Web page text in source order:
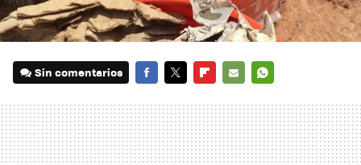
Sin comentarios
MAIL